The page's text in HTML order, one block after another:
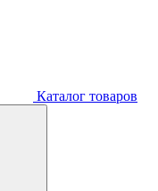
Каталог товаров